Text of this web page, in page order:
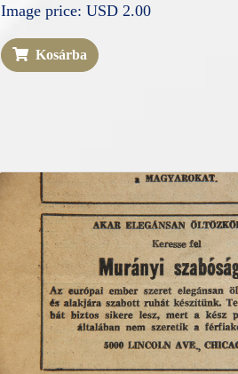
Image price: USD 2.00
Kosárba